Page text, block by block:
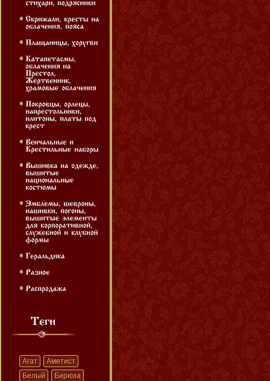
Агат
Аметист
Белый
Бирюза